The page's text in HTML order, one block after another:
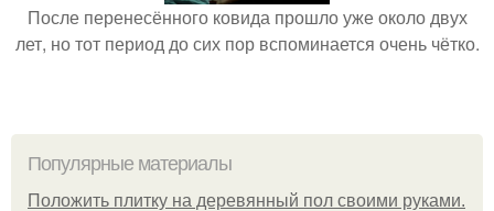
После перенесённого ковида прошло уже около двух
лет, но тот период до сих пор вспоминается очень чётко.
Популярные материалы
Положить плитку на деревянный пол своими руками.